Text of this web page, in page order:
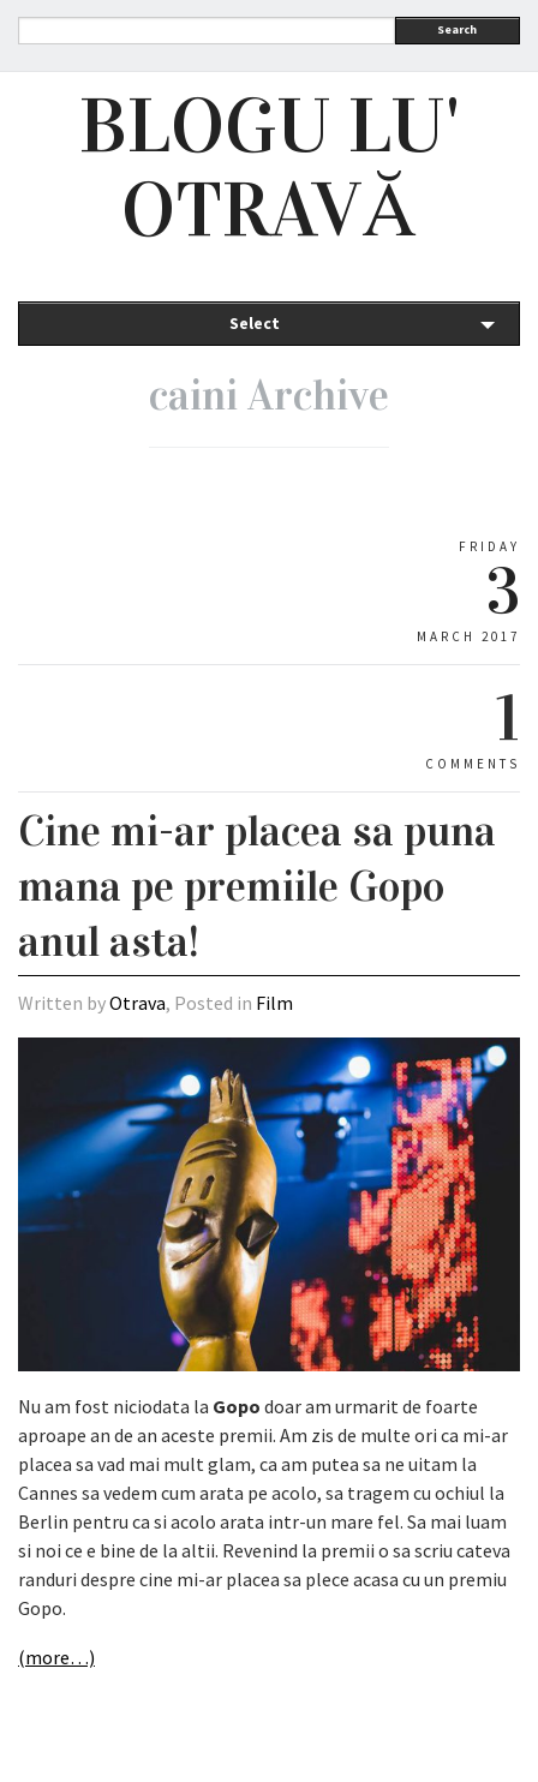
Search
BLOGU LU'
OTRAVĂ
Select
caini Archive
FRIDAY
3
MARCH 2017
1
COMMENTS
Cine mi-ar placea sa puna
mana pe premiile Gopo
anul asta!
Written byOtrava, Posted in Film
Nu am fost niciodata la Gopo doar am urmarit de foarte
aproape an de an aceste premii. Am zis de multe ori ca mi-ar
placea sa vad mai mult glam, ca am putea sa ne uitam la
Cannes sa vedem cum arata pe acolo, sa tragem cu ochiul la
Berlin pentru ca si acolo arata intr-un mare fel. Sa mai luam
si noi ce e bine de la altii. Revenind la premii o sa scriu cateva
randuri despre cine mi-ar placea sa plece acasa cu un premiu
Gopo.
(more…)